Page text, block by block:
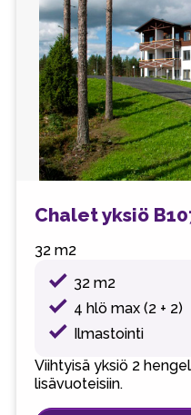
Chalet yksiö
32 m2
32 m2
4 hlö max (2 + 2)
Ilmastointi
Viihtyisä yksiö 2
lisävuoteisiin.